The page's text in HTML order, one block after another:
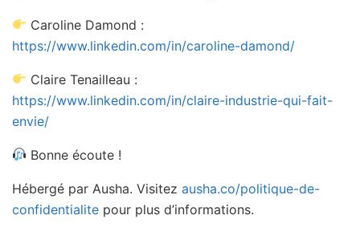
Caroline Damond :
https://www.linkedin.com/in/caroline-damond/
Claire Tenailleau :
https://www.linkedin.com/in/claire-industrie-qui-fait-
envie/
Bonne écoute !
Hébergé par Ausha. Visitez ausha.co/politique-de-
confidentialite pour plus d’informations.